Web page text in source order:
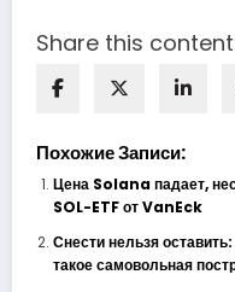
Share this
Похожие Записи:
Цена Solana падает,
SOL-ETF от VanEck
Снести нельзя
такое самовольная